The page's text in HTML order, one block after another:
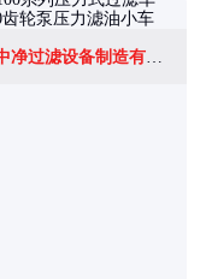
重庆中净过滤设备制造有限公司